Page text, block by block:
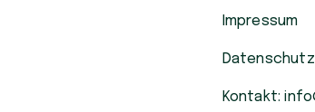
Impressum
Kontakt: